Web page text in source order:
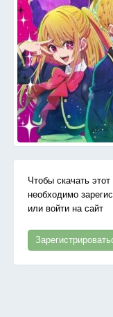
Чтобы скачать
необходимо
или войти на сайт